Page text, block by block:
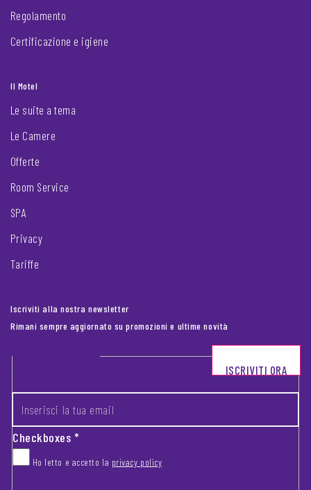
Regolamento
Certificazione e igiene
Il Motel
Le suite a tema
Le Camere
Offerte
Room Service
SPA
Privacy
Tariffe
Iscriviti alla nostra newsletter
Rimani sempre aggiornato su promozioni e ultime novità
Footer newsletter
Checkboxes*
Ho letto e accetto la privacy policy
ISCRIVITI ORA